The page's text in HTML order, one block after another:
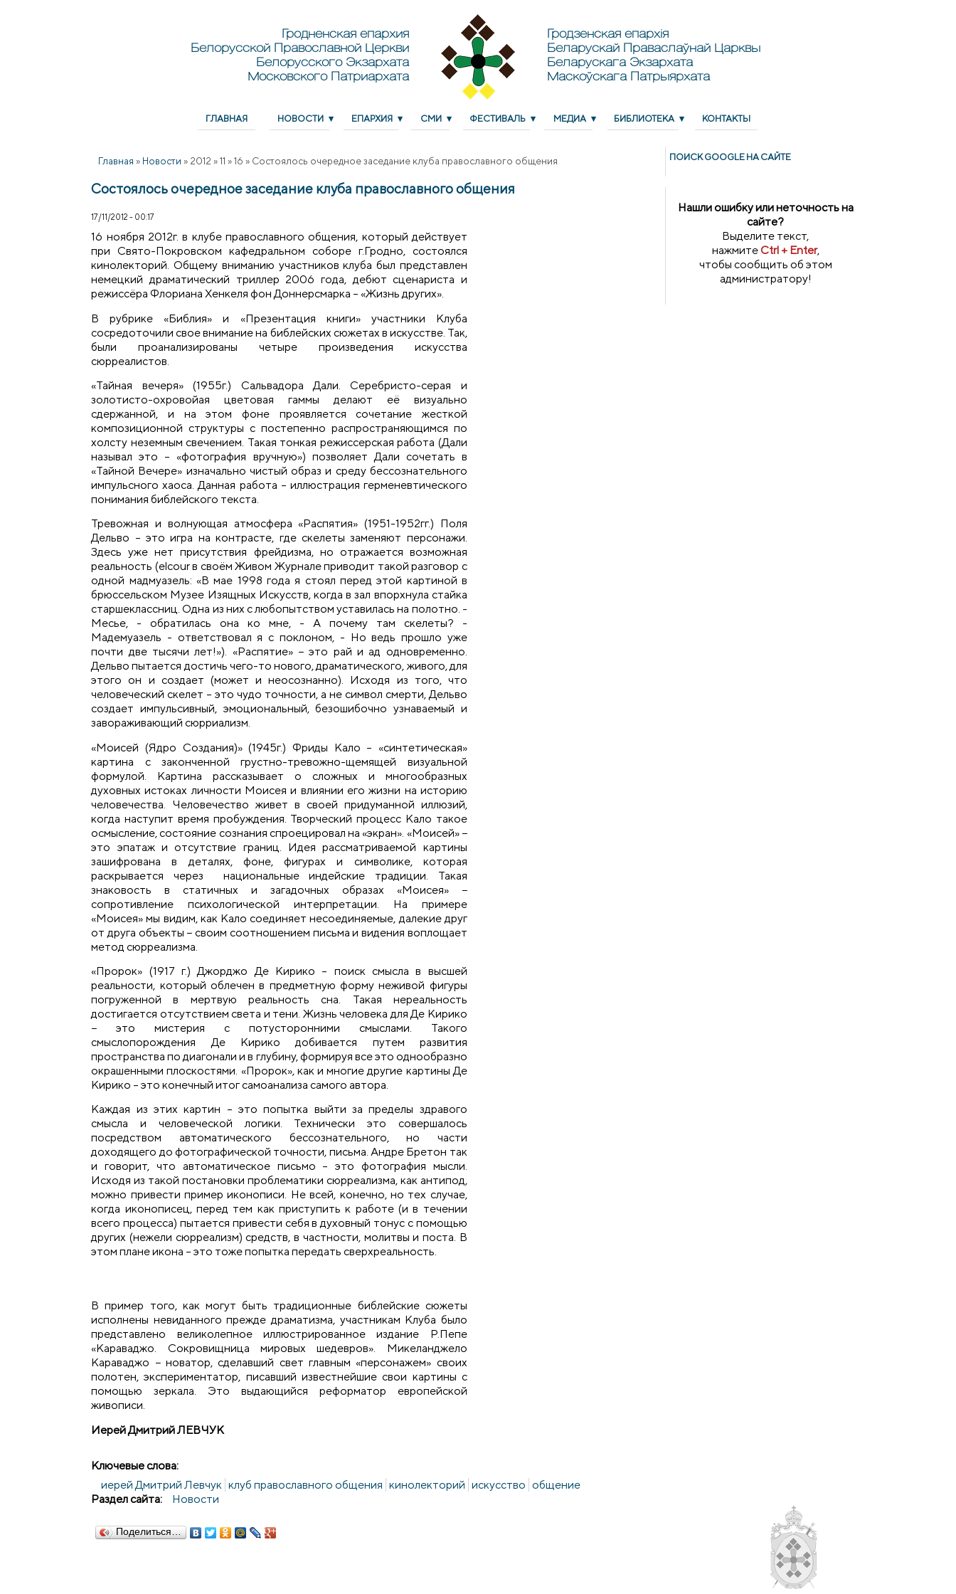
Гродненская епархия
Белорусской Православной Церкви
Белорусского Экзархата
Московского Патриархата
Гродзенская епархія
Беларускай Праваслаўнай Царквы
Беларускага Экзархата
Маскоўскага Патрыярхата
ГЛАВНАЯ НОВОСТИ ЕПАРХИЯ СМИ ФЕСТИВАЛЬ МЕДИА БИБЛИОТЕКА КОНТАКТЫ
Главная » Новости » 2012 » 11 » 16 » Состоялось очередное заседание клуба православного общения
Состоялось очередное заседание клуба православного общения
17/11/2012 - 00:17
16 ноября 2012г. в клубе православного общения, который действует
при Свято-Покровском кафедральном соборе г.Гродно, состоялся
кинолекторий. Общему вниманию участников клуба был представлен
немецкий драматический триллер 2006 года, дебют сценариста и
режиссёра Флориана Хенкеля фон Доннерсмарка – «Жизнь других».
В рубрике «Библия» и «Презентация книги» участники Клуба
сосредоточили свое внимание на библейских сюжетах в искусстве. Так,
были проанализированы четыре произведения искусства
сюрреалистов.
«Тайная вечеря» (1955г.) Сальвадора Дали. Серебристо-серая и
золотисто-охровойая цветовая гаммы делают её визуально
сдержанной, и на этом фоне проявляется сочетание жесткой
композиционной структуры с постепенно распространяющимся по
холсту неземным свечением. Такая тонкая режиссерская работа (Дали
называл это – «фотография вручную») позволяет Дали сочетать в
«Тайной Вечере» изначально чистый образ и среду бессознательного
импульсного хаоса. Данная работа – иллюстрация герменевтического
понимания библейского текста.
Тревожная и волнующая атмосфера «Распятия» (1951-1952гг.) Поля
Дельво – это игра на контрасте, где скелеты заменяют персонажи.
Здесь уже нет присутствия фрейдизма, но отражается возможная
реальность (elcour в своём Живом Журнале приводит такой разговор с
одной мадмуазель: «В мае 1998 года я стоял перед этой картиной в
брюссельском Музее Изящных Искусств, когда в зал впорхнула стайка
старшеклассниц. Одна из них с любопытством уставилась на полотно. -
Месье, - обратилась она ко мне, - А почему там скелеты? -
Мадемуазель - ответствовал я с поклоном, - Но ведь прошло уже
почти две тысячи лет!»). «Распятие» − это рай и ад одновременно.
Дельво пытается достичь чего-то нового, драматического, живого, для
этого он и создает (может и неосознанно). Исходя из того, что
человеческий скелет – это чудо точности, а не символ смерти, Дельво
создает импульсивный, эмоциональный, безошибочно узнаваемый и
завораживающий сюрриализм.
«Моисей (Ядро Создания)» (1945г.) Фриды Кало – «синтетическая»
картина с законченной грустно-тревожно-щемящей визуальной
формулой. Картина рассказывает о сложных и многообразных
духовных истоках личности Моисея и влиянии его жизни на историю
человечества. Человечество живет в своей придуманной иллюзий,
когда наступит время пробуждения. Творческий процесс Кало такое
осмысление, состояние сознания спроецировал на «экран». «Моисей» −
это эпатаж и отсутствие границ. Идея рассматриваемой картины
зашифрована в деталях, фоне, фигурах и символике, которая
раскрывается через национальные индейские традиции. Такая
знаковость в статичных и загадочных образах «Моисея» −
сопротивление психологической интерпретации. На примере
«Моисея» мы видим, как Кало соединяет несоединяемые, далекие друг
от друга объекты − своим соотношением письма и видения воплощает
метод сюрреализма.
«Пророк» (1917 г.) Джорджо Де Кирико – поиск смысла в высшей
реальности, который облечен в предметную форму неживой фигуры
погруженной в мертвую реальность сна. Такая нереальность
достигается отсутствием света и тени. Жизнь человека для Де Кирико
− это мистерия с потусторонними смыслами. Такого
смыслопорождения Де Кирико добивается путем развития
пространства по диагонали и в глубину, формируя все это однообразно
окрашенными плоскостями. «Пророк», как и многие другие картины Де
Кирико – это конечный итог самоанализа самого автора.
Каждая из этих картин – это попытка выйти за пределы здравого
смысла и человеческой логики. Технически это совершалось
посредством автоматического бессознательного, но части
доходящего до фотографической точности, письма. Андре Бретон так
и говорит, что автоматическое письмо – это фотография мысли.
Исходя из такой постановки проблематики сюрреализма, как антипод,
можно привести пример иконописи. Не всей, конечно, но тех случае,
когда иконописец, перед тем как приступить к работе (и в течении
всего процесса) пытается привести себя в духовный тонус с помощью
других (нежели сюрреализм) средств, в частности, молитвы и поста. В
этом плане икона – это тоже попытка передать сверхреальность.
В пример того, как могут быть традиционные библейские сюжеты
исполнены невиданного прежде драматизма, участникам Клуба было
представлено великолепное иллюстрированное издание Р.Пепе
«Караваджо. Сокровищница мировых шедевров». Микеланджело
Караваджо − новатор, сделавший свет главным «персонажем» своих
полотен, экспериментатор, писавший известнейшие свои картины с
помощью зеркала. Это выдающийся реформатор европейской
живописи.
Иерей Дмитрий ЛЕВЧУК
Ключевые слова:
иерей Дмитрий Левчук клуб православного общения кинолекторий искусство общение
Раздел сайта:
Новости
Поделиться…
ПОИСК GOОGLE НА САЙТЕ
Нашли ошибку или неточность на
сайте?
Выделите текст,
нажмитеCtrl + Enter,
чтобы сообщить об этом
администратору!